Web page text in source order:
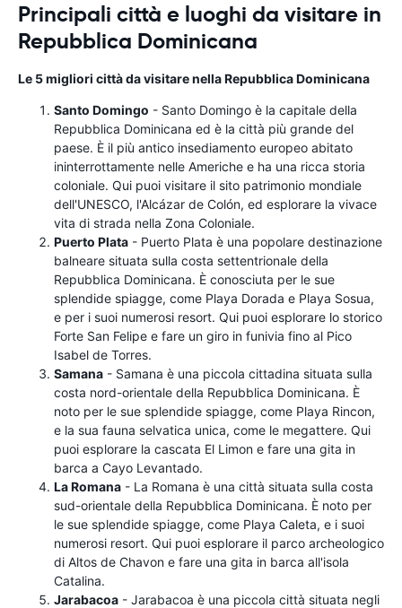
Principali città e luoghi da visitare in
Repubblica Dominicana
Le 5 migliori città da visitare nella Repubblica Dominicana
Santo Domingo - Santo Domingo è la capitale della
Repubblica Dominicana ed è la città più grande del
paese. È il più antico insediamento europeo abitato
ininterrottamente nelle Americhe e ha una ricca storia
coloniale. Qui puoi visitare il sito patrimonio mondiale
dell'UNESCO, l'Alcázar de Colón, ed esplorare la vivace
vita di strada nella Zona Coloniale.
Puerto Plata - Puerto Plata è una popolare destinazione
balneare situata sulla costa settentrionale della
Repubblica Dominicana. È conosciuta per le sue
splendide spiagge, come Playa Dorada e Playa Sosua,
e per i suoi numerosi resort. Qui puoi esplorare lo storico
Forte San Felipe e fare un giro in funivia fino al Pico
Isabel de Torres.
Samana - Samana è una piccola cittadina situata sulla
costa nord-orientale della Repubblica Dominicana. È
noto per le sue splendide spiagge, come Playa Rincon,
e la sua fauna selvatica unica, come le megattere. Qui
puoi esplorare la cascata El Limon e fare una gita in
barca a Cayo Levantado.
La Romana - La Romana è una città situata sulla costa
sud-orientale della Repubblica Dominicana. È noto per
le sue splendide spiagge, come Playa Caleta, e i suoi
numerosi resort. Qui puoi esplorare il parco archeologico
di Altos de Chavon e fare una gita in barca all'isola
Catalina.
Jarabacoa - Jarabacoa è una piccola città situata negli